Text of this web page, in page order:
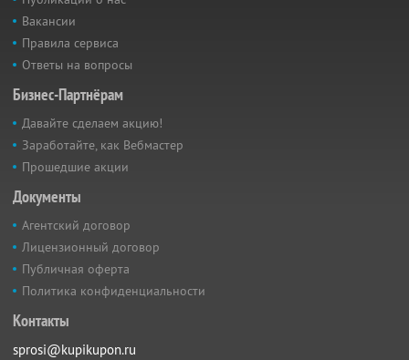
Вакансии
Правила сервиса
Ответы на вопросы
Бизнес-Партнёрам
Давайте сделаем акцию!
Заработайте, как Вебмастер
Прошедшие акции
Документы
Агентский договор
Лицензионный договор
Публичная оферта
Политика конфиденциальности
Контакты
sprosi@kupikupon.ru